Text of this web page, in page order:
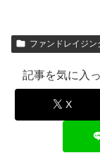
ファンドレイジン
記事を気に入
X